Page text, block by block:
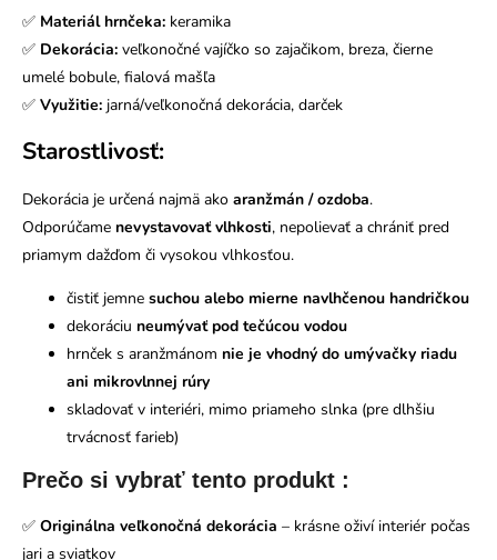
✅ Materiál hrnčeka: keramika
✅ Dekorácia: veľkonočné vajíčko so zajačikom, breza, čierne
umelé bobule, fialová mašľa
✅ Využitie: jarná/veľkonočná dekorácia, darček
Starostlivosť:
Dekorácia je určená najmä ako aranžmán / ozdoba.
Odporúčame nevystavovať vlhkosti, nepolievať a chrániť pred
priamym dažďom či vysokou vlhkosťou.
čistiť jemne suchou alebo mierne navlhčenou handričkou
dekoráciu neumývať pod tečúcou vodou
hrnček s aranžmánom nie je vhodný do umývačky riadu
ani mikrovlnnej rúry
skladovať v interiéri, mimo priameho slnka (pre dlhšiu
trvácnosť farieb)
Prečo si vybrať tento produkt :
✅ Originálna veľkonočná dekorácia – krásne oživí interiér počas
jari a sviatkov